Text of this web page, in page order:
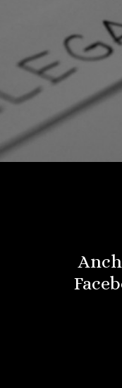
PRENDI UN